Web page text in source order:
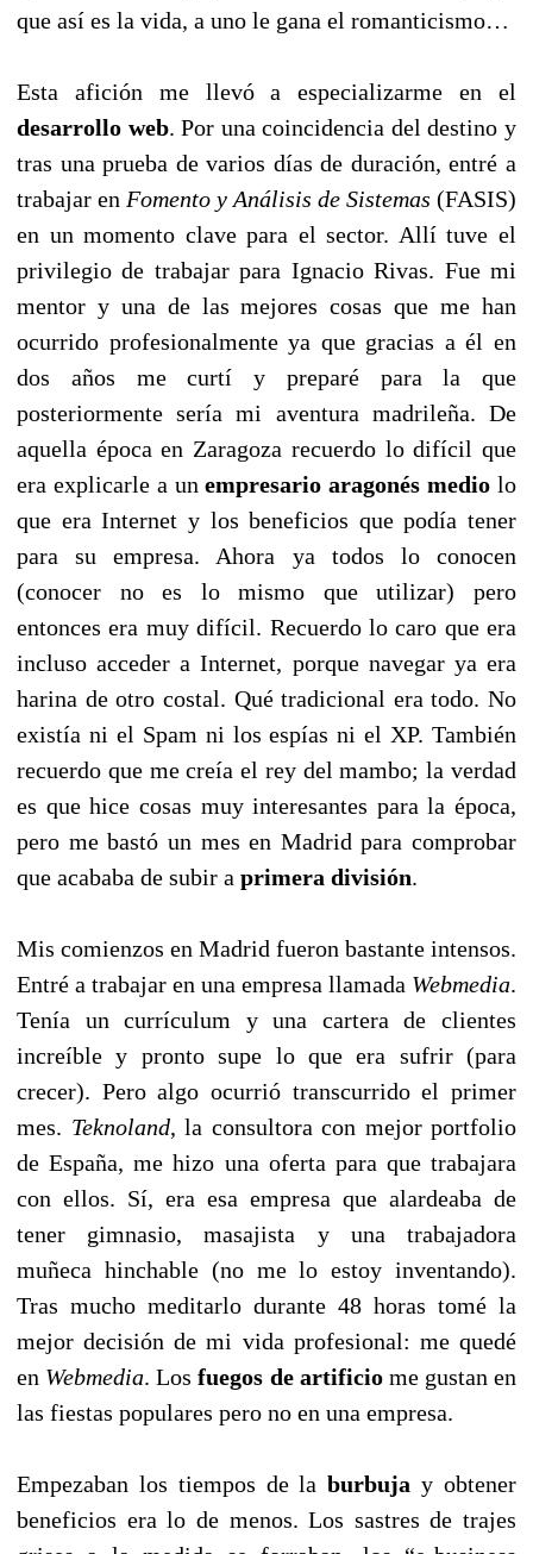
que así es la vida, a uno le gana el romanticismo…
Esta afición me llevó a especializarme en el
desarrollo web. Por una coincidencia del destino y
tras una prueba de varios días de duración, entré a
trabajar en Fomento y Análisis de Sistemas (FASIS)
en un momento clave para el sector. Allí tuve el
privilegio de trabajar para Ignacio Rivas. Fue mi
mentor y una de las mejores cosas que me han
ocurrido profesionalmente ya que gracias a él en
dos años me curtí y preparé para la que
posteriormente sería mi aventura madrileña. De
aquella época en Zaragoza recuerdo lo difícil que
era explicarle a unempresario aragonés medio lo
que era Internet y los beneficios que podía tener
para su empresa. Ahora ya todos lo conocen
(conocer no es lo mismo que utilizar) pero
entonces era muy difícil. Recuerdo lo caro que era
incluso acceder a Internet, porque navegar ya era
harina de otro costal. Qué tradicional era todo. No
existía ni el Spam ni los espías ni el XP. También
recuerdo que me creía el rey del mambo; la verdad
es que hice cosas muy interesantes para la época,
pero me bastó un mes en Madrid para comprobar
que acababa de subir a primera división.
Mis comienzos en Madrid fueron bastante intensos.
Entré a trabajar en una empresa llamada Webmedia.
Tenía un currículum y una cartera de clientes
increíble y pronto supe lo que era sufrir (para
crecer). Pero algo ocurrió transcurrido el primer
mes. Teknoland, la consultora con mejor portfolio
de España, me hizo una oferta para que trabajara
con ellos. Sí, era esa empresa que alardeaba de
tener gimnasio, masajista y una trabajadora
muñeca hinchable (no me lo estoy inventando).
Tras mucho meditarlo durante 48 horas tomé la
mejor decisión de mi vida profesional: me quedé
en Webmedia. Losfuegos de artificiome gustan en
las fiestas populares pero no en una empresa.
Empezaban los tiempos de laburbujay obtener
beneficios era lo de menos. Los sastres de trajes